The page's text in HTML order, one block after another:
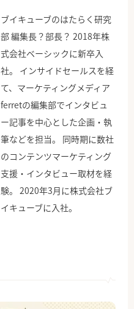
ブイキューブのはたらく研究
部 編集長？部長？ 2018年株
式会社ベーシックに新卒入
社。 インサイドセールスを経
て、マーケティングメディア
ferretの編集部でインタビュ
ー記事を中心とした企画・執
筆などを担当。 同時期に数社
のコンテンツマーケティング
支援・インタビュー取材を経
験。 2020年3月に株式会社ブ
イキューブに入社。